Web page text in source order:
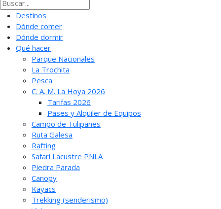
Destinos
Dónde comer
Dónde dormir
Qué hacer
Parque Nacionales
La Trochita
Pesca
C. A. M. La Hoya 2026
Tarifas 2026
Pases y Alquiler de Equipos
Campo de Tulipanes
Ruta Galesa
Rafting
Safari Lacustre PNLA
Piedra Parada
Canopy
Kayacs
Trekking (senderismo)